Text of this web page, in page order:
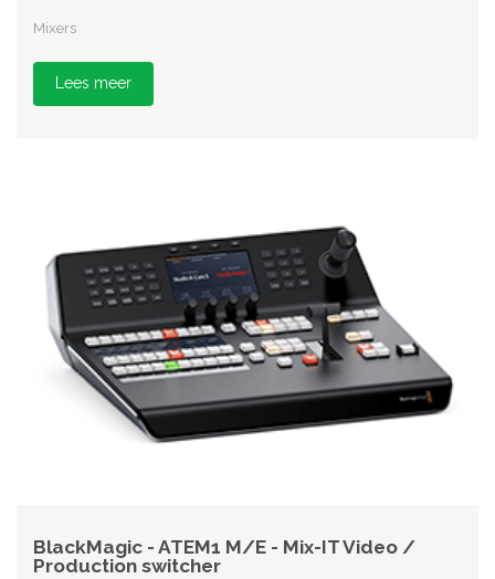
Mixers
Lees meer
BlackMagic - ATEM1 M/E - Mix-IT Video /
Production switcher